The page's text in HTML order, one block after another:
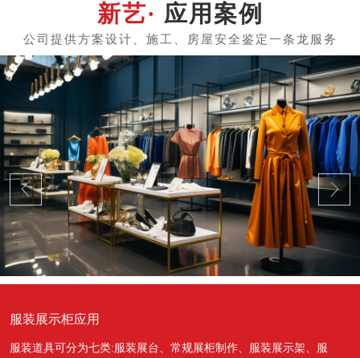
应用案例
服装展示柜应用
服装道具可分为七类:服装展台、常规展柜制作、服装展示架、服